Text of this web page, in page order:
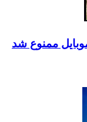
ممنوع شد